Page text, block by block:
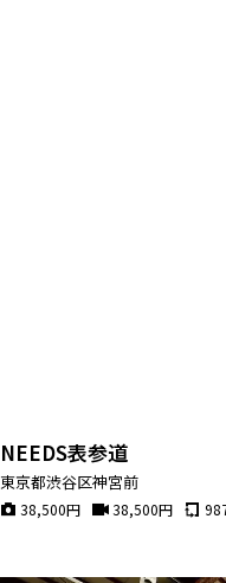
NEEDS表参道
東京都渋谷区神宮前
38,500円 38,500円